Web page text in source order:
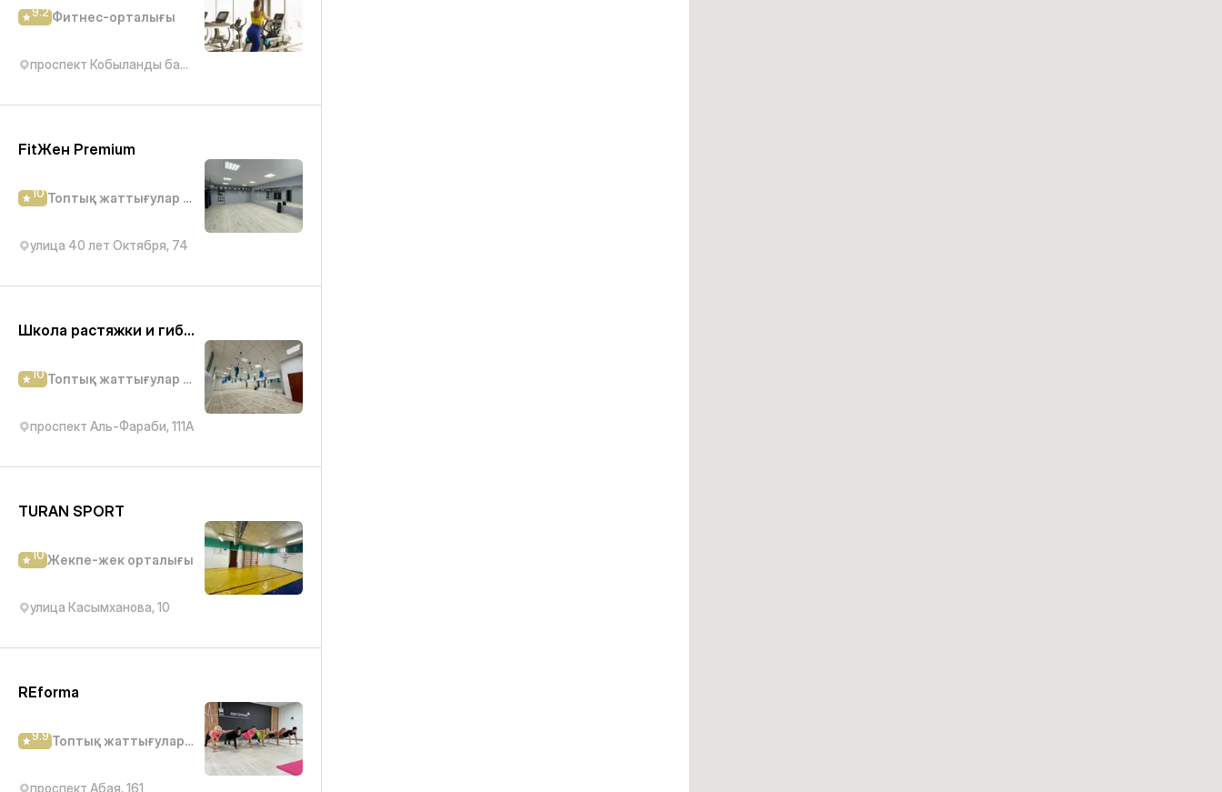
9.2 Фитнес-орталығы
проспект Кобыланды батыра, 19/3
FitЖен Premium
10 Топтық жаттығулар студиясы
улица 40 лет Октября, 74
Школа растяжки и гибкости Babochka
10 Топтық жаттығулар студиясы
проспект Аль-Фараби, 111А
TURAN SPORT
10Жекпе-жек орталығы
улица Касымханова, 10
REforma
9.9 Топтық жаттығулар студиясы
проспект Абая, 161